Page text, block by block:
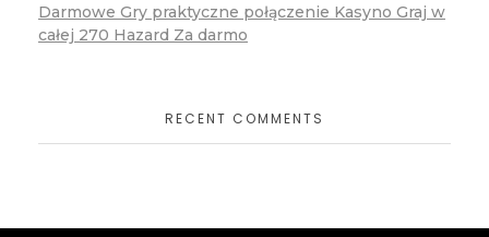
Darmowe Gry praktyczne połączenie Kasyno Graj w
całej 270 Hazard Za darmo
RECENT COMMENTS